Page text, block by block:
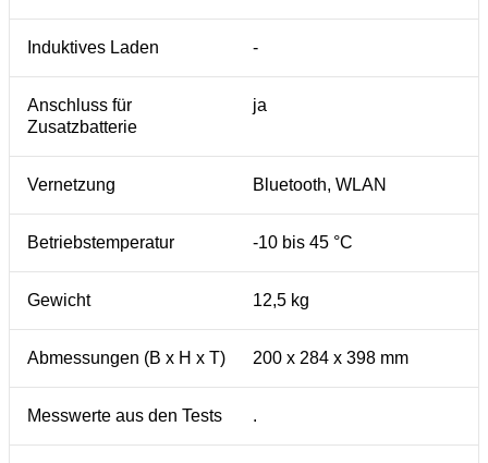
Induktives Laden -
Anschluss für
Zusatzbatterie
ja
Vernetzung Bluetooth, WLAN
Betriebstemperatur -10 bis 45 °C
Gewicht 12,5 kg
Abmessungen (B x H x T) 200 x 284 x 398 mm
Messwerte aus den Tests .